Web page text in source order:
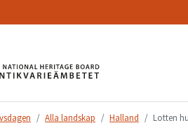
Alla landskap Halland Lotten